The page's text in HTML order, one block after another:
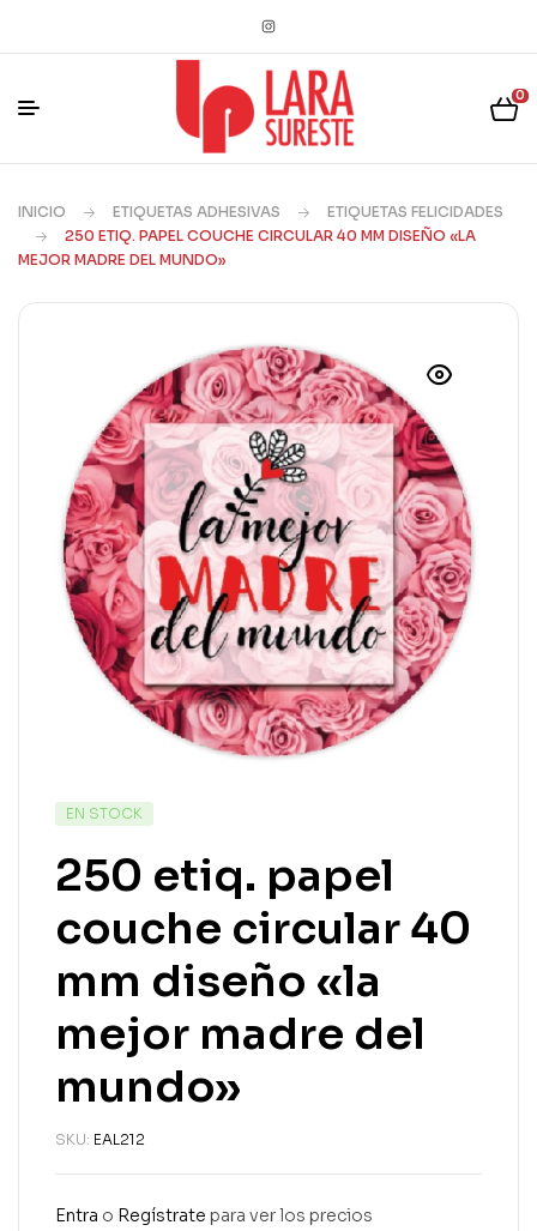
0
INICIO ETIQUETAS ADHESIVAS
ETIQUETAS FELICIDADES
250 ETIQ. PAPEL COUCHE CIRCULAR 40 MM DISEÑO «LA
MEJOR MADRE DEL MUNDO»
EN STOCK
250 etiq. papel
couche circular 40
mm diseño «la
mejor madre del
mundo»
SKU: EAL212
Entra o Regístrate para ver los precios